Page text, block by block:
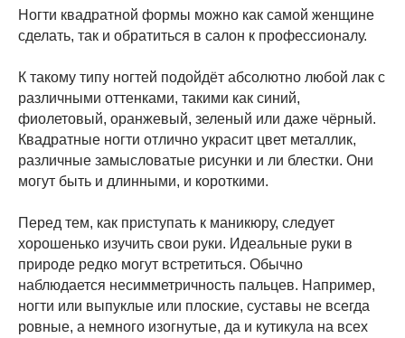
Ногти квадратной формы можно как самой женщине
сделать, так и обратиться в салон к профессионалу.
К такому типу ногтей подойдёт абсолютно любой лак с
различными оттенками, такими как синий,
фиолетовый, оранжевый, зеленый или даже чёрный.
Квадратные ногти отлично украсит цвет металлик,
различные замысловатые рисунки и ли блестки. Они
могут быть и длинными, и короткими.
Перед тем, как приступать к маникюру, следует
хорошенько изучить свои руки. Идеальные руки в
природе редко могут встретиться. Обычно
наблюдается несимметричность пальцев. Например,
ногти или выпуклые или плоские, суставы не всегда
ровные, а немного изогнутые, да и кутикула на всех